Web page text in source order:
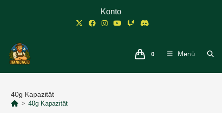
Konto
0 Menü
40g Kapazität
> 40g Kapazität